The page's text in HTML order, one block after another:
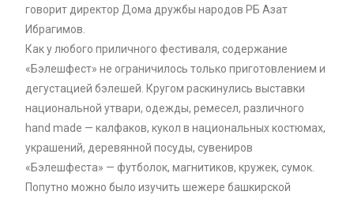
говорит директор Дома дружбы народов РБ Азат
Ибрагимов.
Как у любого приличного фестиваля, содержание
«Бэлешфест» не ограничилось только приготовлением и
дегустацией бэлешей. Кругом раскинулись выставки
национальной утвари, одежды, ремесел, различного
hand madе — калфаков, кукол в национальных костюмах,
украшений, деревянной посуды, сувениров
«Бэлешфеста» — футболок, магнитиков, кружек, сумок.
Попутно можно было изучить шежере башкирской